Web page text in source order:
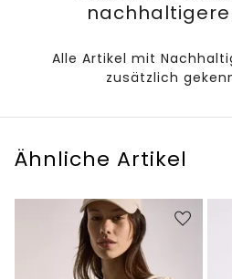
Alle Artikel mit
zusätzlich
Ähnliche Artikel